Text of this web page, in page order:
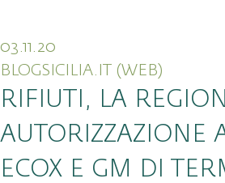
03.11.20
BLOGSICILIA.IT (WEB)
RIFIUTI, LA
AUTORIZZAZIONE
ECOX E GM DI